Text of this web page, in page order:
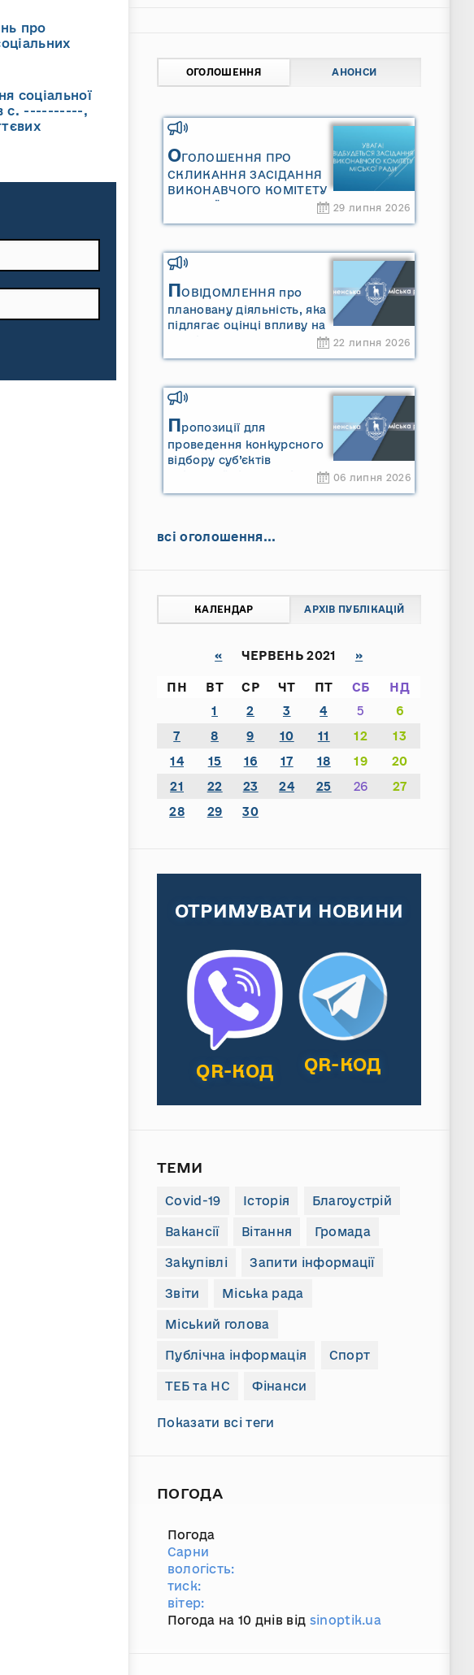
про
соціальної
с. ----------,
ОГОЛОШЕННЯ АНОНСИ
ОГОЛОШЕННЯ ПРО
СКЛИКАННЯ ЗАСІДАННЯ
ВИКОНАВЧОГО КОМІТЕТУ
МІСЬКОЇ РАДИ
29 липня 2026
ПОВІДОМЛЕННЯ про
плановану діяльність, яка
підлягає оцінці впливу на
довкілля ТОВАРИСТВО З
ОБМЕЖЕНОЮ
"САРНИ ОІЛ"
22 липня 2026
Пропозиції для
проведення конкурсного
відбору суб’єктів
06 липня 2026
всі оголошення...
КАЛЕНДАР АРХІВ ПУБЛІКАЦІЙ
« ЧЕРВЕНЬ 2021 »
ПН ВТ СР ЧТ ПТ СБ
НД
1
2 3 4 5
6
7
8 9 10 11 12
13
14
15 16 17 18 19
20
21
22 23 24 25 26
27
28
29 30
ОТРИМУВАТИ НОВИНИ
QR-КОД QR-КОД
ТЕМИ
Covid-19 Історія Благоустрій
Вакансії Вітання Громада
Закупівлі Запити інформації
Звіти Міська рада
Міський голова
Публічна інформація Спорт
ТЕБ та НС Фінанси
Показати всі теги
ПОГОДА
Погода
Сарни
вологість:
тиск:
вітер:
Погода на 10 днів від sinoptik.ua